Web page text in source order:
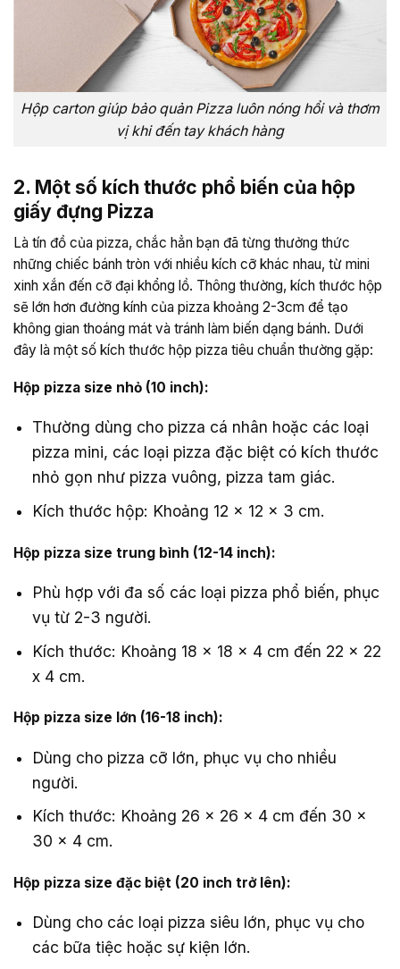
Hộp carton giúp bảo quản Pizza luôn nóng hổi và thơm
vị khi đến tay khách hàng
2. Một số kích thước phổ biến của hộp
giấy đựng Pizza
Là tín đồ của pizza, chắc hẳn bạn đã từng thưởng thức
những chiếc bánh tròn với nhiều kích cỡ khác nhau, từ mini
xinh xắn đến cỡ đại khổng lồ. Thông thường, kích thước hộp
sẽ lớn hơn đường kính của pizza khoảng 2-3cm để tạo
không gian thoáng mát và tránh làm biến dạng bánh. Dưới
đây là một số kích thước hộp pizza tiêu chuẩn thường gặp:
Hộp pizza size nhỏ (10 inch):
Thường dùng cho pizza cá nhân hoặc các loại
pizza mini, các loại pizza đặc biệt có kích thước
nhỏ gọn như pizza vuông, pizza tam giác.
Kích thước hộp: Khoảng 12 x 12 x 3 cm.
Hộp pizza size trung bình (12-14 inch):
Phù hợp với đa số các loại pizza phổ biến, phục
vụ từ 2-3 người.
Kích thước: Khoảng 18 x 18 x 4 cm đến 22 x 22
x 4 cm.
Hộp pizza size lớn (16-18 inch):
Dùng cho pizza cỡ lớn, phục vụ cho nhiều
người.
Kích thước: Khoảng 26 x 26 x 4 cm đến 30 x
30 x 4 cm.
Hộp pizza size đặc biệt (20 inch trở lên):
Dùng cho các loại pizza siêu lớn, phục vụ cho
các bữa tiệc hoặc sự kiện lớn.